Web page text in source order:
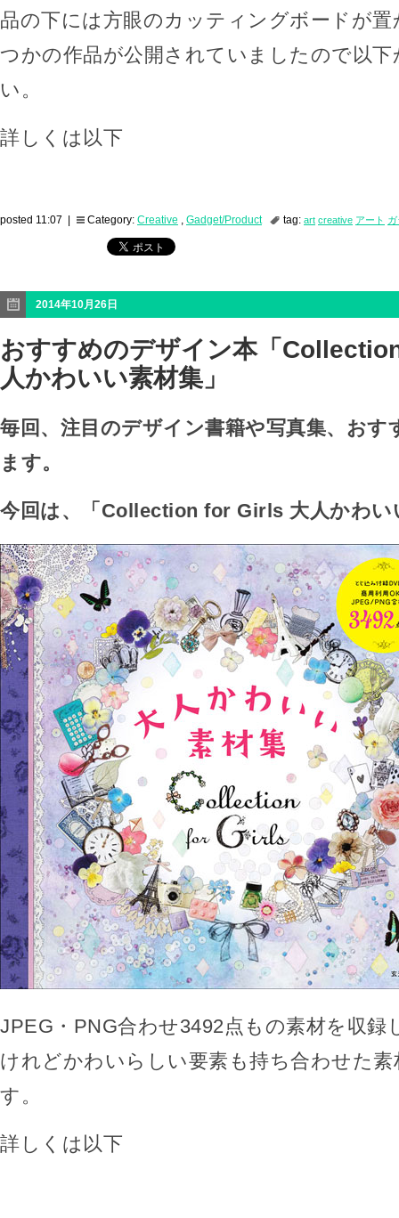
品の下には方眼のカッティングボードが
つかの作品が公開されていましたので以
い。
詳しくは以下
posted 11:07 | Category: Creative , Gadget/Product tag: art creative アート
2014年10月26日
おすすめのデザイン本「
人かわいい素材集」
毎回、注目のデザイン書籍や写真集、おす
ます。
今回は、「Collection for Girls 大人かわい
JPEG・PNG合わせ3492点もの素材を収録
けれどかわいらしい要素も持ち合わせた
す。
詳しくは以下